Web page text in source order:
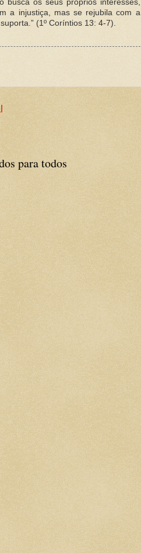
busca os seus próprios interesses,
a injustiça, mas se rejubila com a
(1º Coríntios 13: 4-7).
para todos